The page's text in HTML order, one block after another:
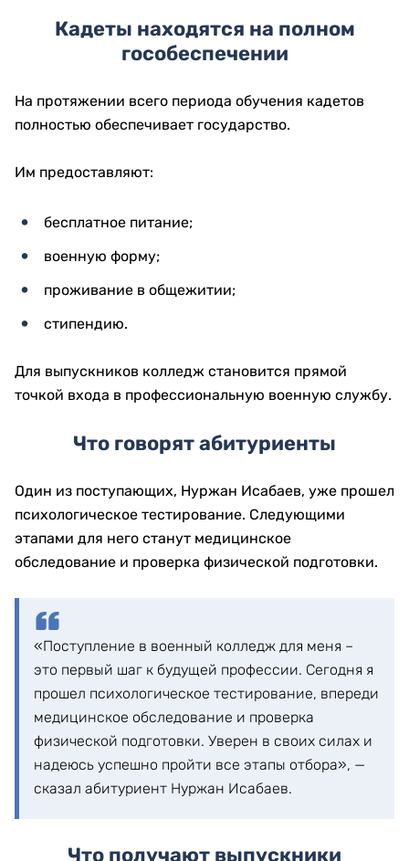
Кадеты находятся на полном
гособеспечении
На протяжении всего периода обучения кадетов
полностью обеспечивает государство.
Им предоставляют:
бесплатное питание;
военную форму;
проживание в общежитии;
стипендию.
Для выпускников колледж становится прямой
точкой входа в профессиональную военную службу.
Что говорят абитуриенты
Один из поступающих, Нуржан Исабаев, уже прошел
психологическое тестирование. Следующими
этапами для него станут медицинское
обследование и проверка физической подготовки.
«Поступление в военный колледж для меня –
это первый шаг к будущей профессии. Сегодня я
прошел психологическое тестирование, впереди
медицинское обследование и проверка
физической подготовки. Уверен в своих силах и
надеюсь успешно пройти все этапы отбора», —
сказал абитуриент Нуржан Исабаев.
Что получают выпускники